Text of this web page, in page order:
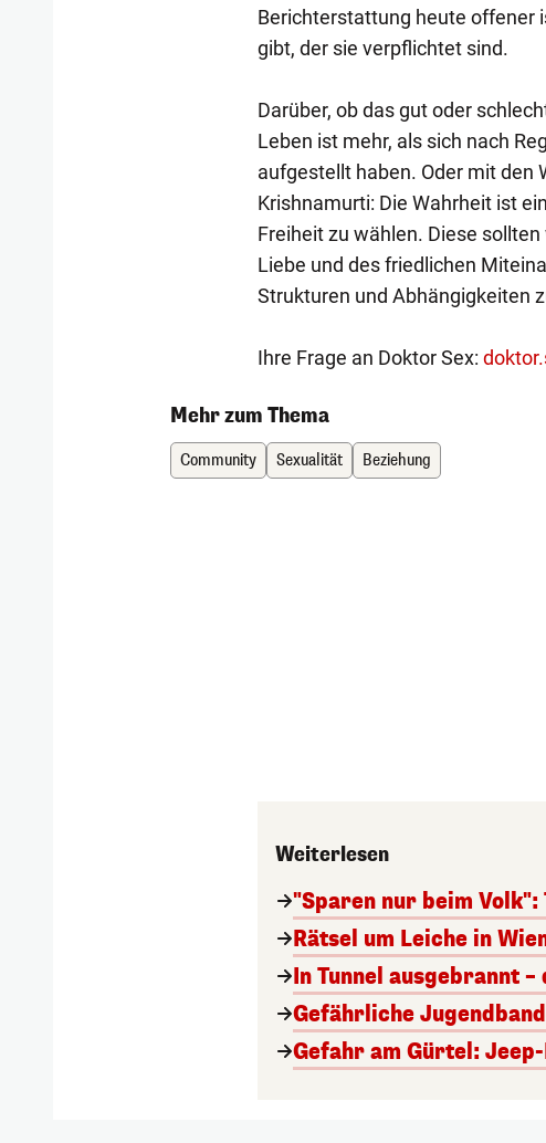
Berichterstattung heute offener
gibt, der sie verpflichtet sind.
Darüber, ob das gut oder
Leben ist mehr, als sich nach
aufgestellt haben. Oder mit den
Krishnamurti: Die Wahrheit ist
Freiheit zu wählen. Diese
Liebe und des friedlichen
Strukturen und Abhängigkeiten
Ihre Frage an Doktor Sex:
Mehr zum Thema
Community Sexualität Beziehung
Weiterlesen
"Sparen nur beim
Rätsel um Leiche in
In Tunnel ausgebrannt
Gefährliche
Gefahr am Gürtel: